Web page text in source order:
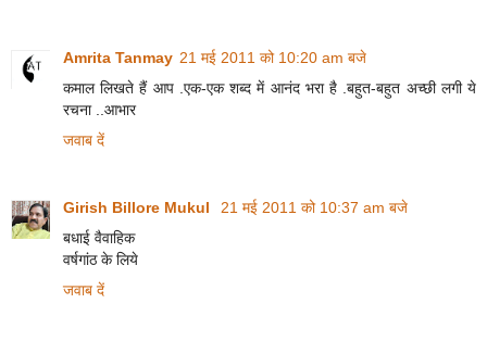
Amrita Tanmay 21 मई 2011 को 10:20 am बजे
कमाल लिखते हैं आप .एक-एक शब्द में आनंद भरा है .बहुत-बहुत अच्छी लगी ये
रचना ..आभार
जवाब दें
Girish Billore Mukul
21 मई 2011 को 10:37 am बजे
बधाई वैवाहिक
वर्षगांठ के लिये
जवाब दें